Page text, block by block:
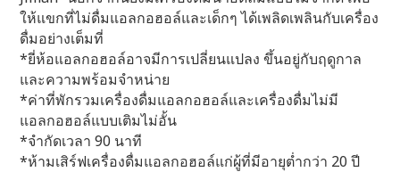
ให้แขกที่ไม่ดื่มแอลกอฮอล์และเด็กๆ ได้เพลิดเพลินกับเครื่อง
ดื่มอย่างเต็มที่
*ยี่ห้อแอลกอฮอล์อาจมีการเปลี่ยนแปลง ขึ้นอยู่กับฤดูกาล
และความพร้อมจำหน่าย
*ค่าที่พักรวมเครื่องดื่มแอลกอฮอล์และเครื่องดื่มไม่มี
แอลกอฮอล์แบบเติมไม่อั้น
*จำกัดเวลา 90 นาที
*ห้ามเสิร์ฟเครื่องดื่มแอลกอฮอล์แก่ผู้ที่มีอายุต่ำกว่า 20 ปี